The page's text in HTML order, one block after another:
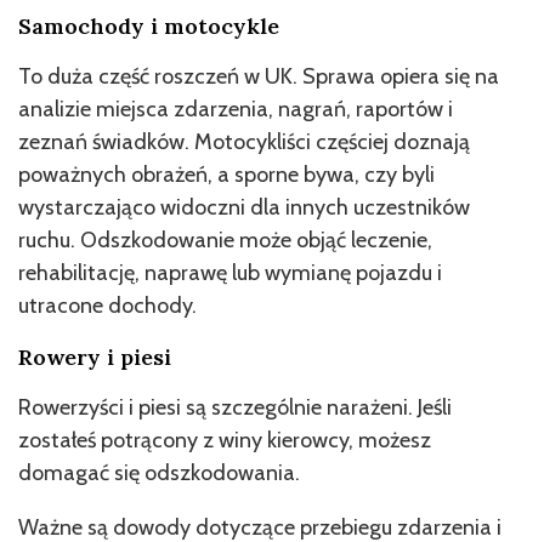
Samochody i motocykle
To duża część roszczeń w UK. Sprawa opiera się na
analizie miejsca zdarzenia, nagrań, raportów i
zeznań świadków. Motocykliści częściej doznają
poważnych obrażeń, a sporne bywa, czy byli
wystarczająco widoczni dla innych uczestników
ruchu. Odszkodowanie może objąć leczenie,
rehabilitację, naprawę lub wymianę pojazdu i
utracone dochody.
Rowery i piesi
Rowerzyści i piesi są szczególnie narażeni. Jeśli
zostałeś potrącony z winy kierowcy, możesz
domagać się odszkodowania.
Ważne są dowody dotyczące przebiegu zdarzenia i